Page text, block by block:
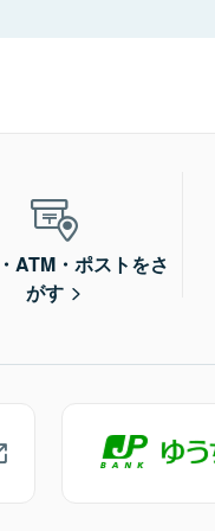
ATM・ポストをさ
がす